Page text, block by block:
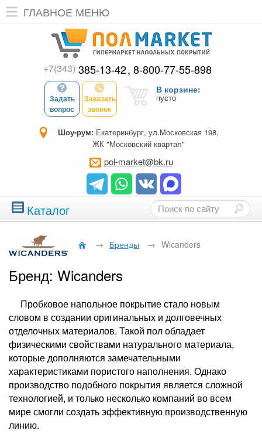
ГЛАВНОЕ МЕНЮ
+7(343) 385-13-42 8-800-77-55-898
Задать
вопрос
Заказать
звонок
В корзине:
пусто
Шоу-рум: Екатеринбург, ул.Московская 198,
ЖК "Московский квартал"
pol-market@bk.ru
Каталог
→ Бренды → Wicanders
Бренд: Wicanders
Пробковое напольное покрытие стало новым
словом в создании оригинальных и долговечных
отделочных материалов. Такой пол обладает
физическими свойствами натурального материала,
которые дополняются замечательными
характеристиками пористого наполнения. Однако
производство подобного покрытия является сложной
технологией, и только несколько компаний во всем
мире смогли создать эффективную производственную
линию.